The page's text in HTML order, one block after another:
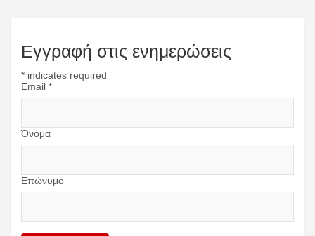
Εγγραφή στις ενημερώσεις
* indicates required
Email *
Όνομα
Επώνυμο